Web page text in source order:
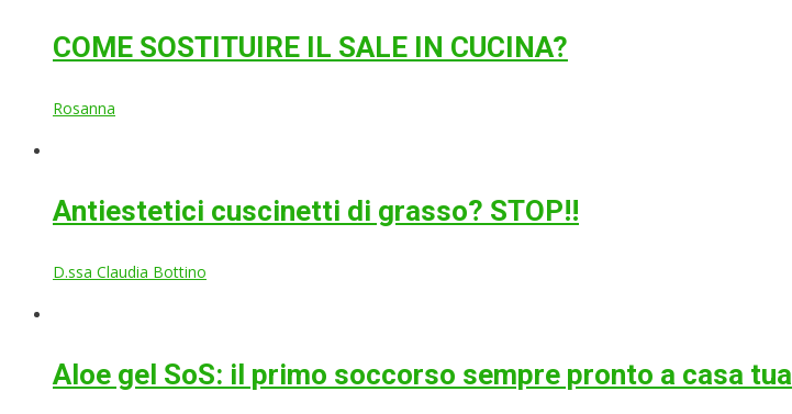
COME SOSTITUIRE IL SALE IN CUCINA?
Rosanna
Antiestetici cuscinetti di grasso? STOP!!
D.ssa Claudia Bottino
Aloe gel SoS: il primo soccorso sempre pronto a casa tua